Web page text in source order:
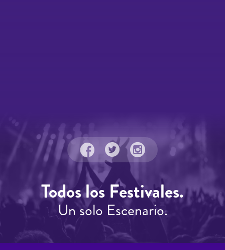
Todos los Festivales.
Un solo Escenario.